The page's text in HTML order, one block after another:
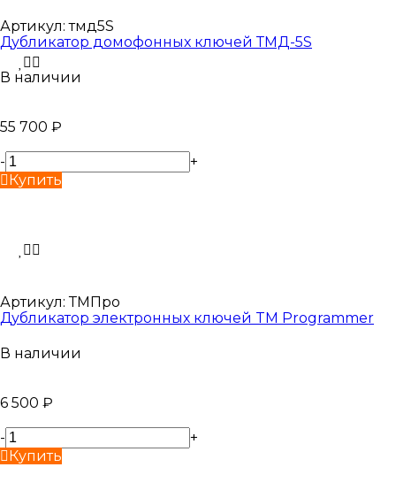
Артикул: тмд5S
Дубликатор домофонных ключей ТМД-5S
В наличии
55 700 ₽
-
+
Купить
Артикул: ТМПро
Дубликатор электронных ключей TM Programmer
В наличии
6 500 ₽
-
+
Купить